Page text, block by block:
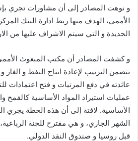
و نوهت المصادر إلى أن مشاورات تجري
الأممي، الهدف منها ربط ادارة البنك
الجديدة و التي سيتم الاشراف عليها من
و كشفت المصادر أن مكتب المبعوث
تتضمن الترتيب لإعادة انتاج النفط و الغاز
عائدته في دفع المرتبات و فتح اعتمادات
عمليات استيراد المواد الأساسية كالقمح
الأساسية. لافتة إلى أن هذه الخطة يجري
الشهر الجاري، و هي مقترح للجنة
قبل روسيا و صندوق النقد الدولي.